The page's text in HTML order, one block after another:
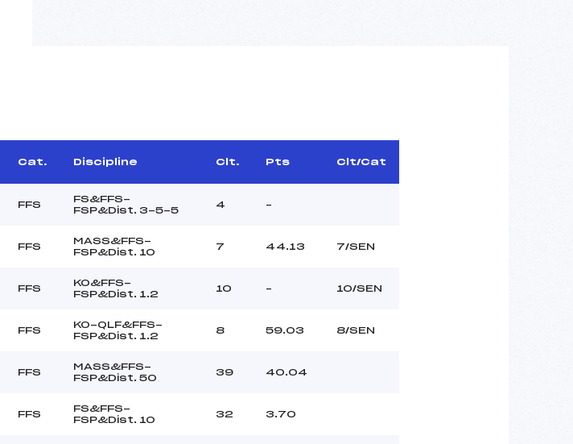
Cat. Discipline Clt. Pts Clt/Cat
FFS
FS&FFS-
FSP&Dist. 3-5-5
4 –
FFS
MASS&FFS-
FSP&Dist. 10
7 44.13 7/SEN
FFS
KO&FFS-
FSP&Dist. 1.2
10 – 10/SEN
FFS
KO-QLF&FFS-
FSP&Dist. 1.2
8 59.03 8/SEN
FFS
MASS&FFS-
FSP&Dist. 50
39 40.04
FFS
FS&FFS-
FSP&Dist. 10
32 3.70